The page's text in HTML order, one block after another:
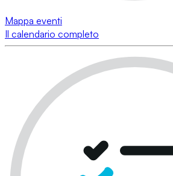
Mappa eventi
Il calendario completo